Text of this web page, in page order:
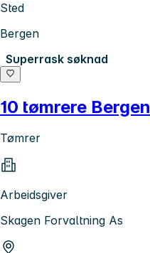
Sted
Bergen
Superrask søknad
10 tømrere Bergen
Tømrer
Arbeidsgiver
Skagen Forvaltning As